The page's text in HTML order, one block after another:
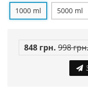
1000 ml
5000 ml
848 грн. 998 грн.